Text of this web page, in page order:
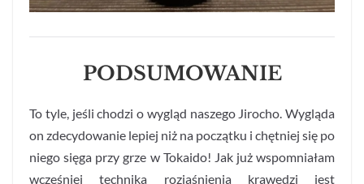
PODSUMOWANIE
To tyle, jeśli chodzi o wygląd naszego Jirocho. Wygląda
on zdecydowanie lepiej niż na początku i chętniej się po
niego sięga przy grze w Tokaido! Jak już wspomniałam
wcześniej technika rozjaśnienia krawędzi jest